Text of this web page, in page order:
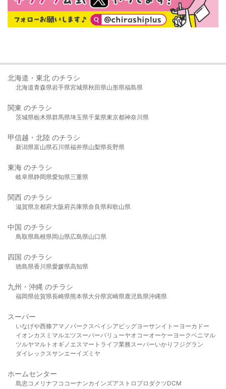
北海道・東北 のチラシ
北海道青森県岩手県宮城県秋田県山形県福島県
関東 のチラシ
茨城県栃木県群馬県埼玉県千葉県東京都神奈川県
甲信越・北陸 のチラシ
新潟県富山県石川県福井県山梨県長野県
東海 のチラシ
岐阜県静岡県愛知県三重県
関西 のチラシ
滋賀県京都府大阪府兵庫県奈良県和歌山県
中国 のチラシ
鳥取県島根県岡山県広島県山口県
四国 のチラシ
徳島県香川県愛媛県高知県
九州・沖縄 のチラシ
福岡県佐賀県長崎県熊本県大分県宮崎県鹿児島県沖縄県
スーパー
いなげや西條アマノパークスベイシア ビッグヨーサンイトーヨーカドー
イオンカスミ マルエツスーパーバリューヤオコーオーケー ヨークベニマル
ツルヤマルト オギノ エスマート ライフ業務スーパーいかり フジグラン
ダイレックスサンエーイズミヤ
ホームセンター
島忠 コメリ ナフコ コーナンカインズアストロプロダクツDCM